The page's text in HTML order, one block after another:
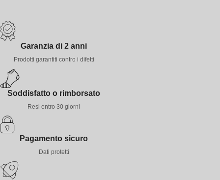
Garanzia di 2 anni
Prodotti garantiti contro i difetti
Soddisfatto o rimborsato
Resi entro 30 giorni
Pagamento sicuro
Dati protetti